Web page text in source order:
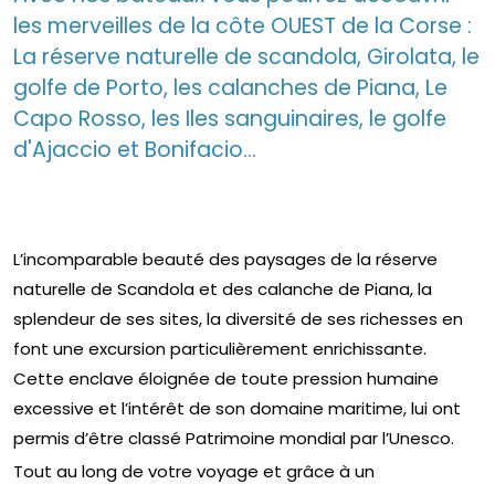
les merveilles de la côte OUEST de la Corse :
La réserve naturelle de scandola, Girolata, le
golfe de Porto, les calanches de Piana, Le
Capo Rosso, les Iles sanguinaires, le golfe
d'Ajaccio et Bonifacio...
L’incomparable beauté des paysages de la réserve
naturelle de Scandola et des calanche de Piana, la
splendeur de ses sites, la diversité de ses richesses en
font une excursion particulièrement enrichissante.
Cette enclave éloignée de toute pression humaine
excessive et l’intérêt de son domaine maritime, lui ont
permis d’être classé Patrimoine mondial par l’Unesco.
Tout au long de votre voyage et grâce à un